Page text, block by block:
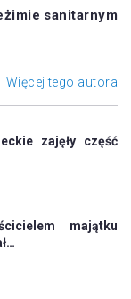
sanitarnym
Więcej tego autora
zajęły część
majątku